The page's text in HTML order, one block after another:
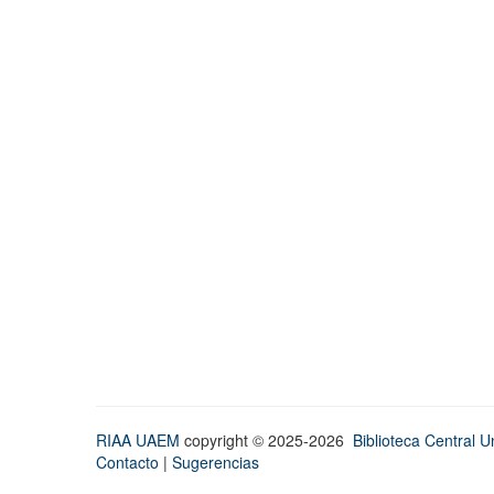
RIAA UAEM copyright © 2025-2026 Biblioteca Central
Contacto | Sugerencias